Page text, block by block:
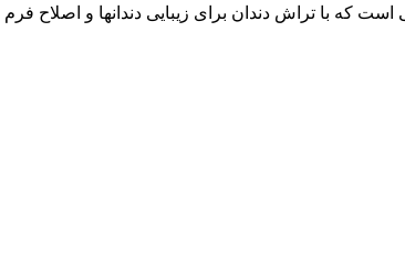
است که با تراش دندان برای زیبایی دندانها و